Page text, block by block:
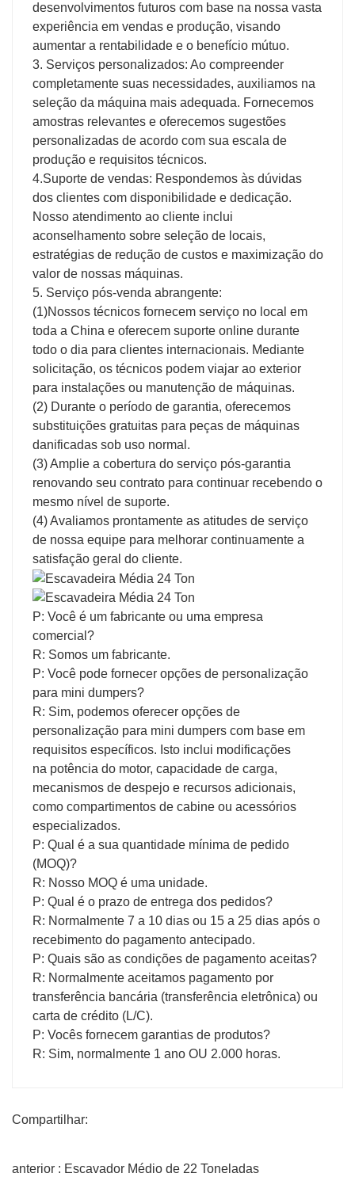
desenvolvimentos futuros com base na nossa vasta
experiência em vendas e produção, visando
aumentar a rentabilidade e o benefício mútuo.
3. Serviços personalizados: Ao compreender
completamente suas necessidades, auxiliamos na
seleção da máquina mais adequada. Fornecemos
amostras relevantes e oferecemos sugestões
personalizadas de acordo com sua escala de
produção e requisitos técnicos.
4.Suporte de vendas: Respondemos às dúvidas
dos clientes com disponibilidade e dedicação.
Nosso atendimento ao cliente inclui
aconselhamento sobre seleção de locais,
estratégias de redução de custos e maximização do
valor de nossas máquinas.
5. Serviço pós-venda abrangente:
(1)Nossos técnicos fornecem serviço no local em
toda a China e oferecem suporte online durante
todo o dia para clientes internacionais. Mediante
solicitação, os técnicos podem viajar ao exterior
para instalações ou manutenção de máquinas.
(2) Durante o período de garantia, oferecemos
substituições gratuitas para peças de máquinas
danificadas sob uso normal.
(3) Amplie a cobertura do serviço pós-garantia
renovando seu contrato para continuar recebendo o
mesmo nível de suporte.
(4) Avaliamos prontamente as atitudes de serviço
de nossa equipe para melhorar continuamente a
satisfação geral do cliente.
P: Você é um fabricante ou uma empresa
comercial?
R: Somos um fabricante.
P: Você pode fornecer opções de personalização
para mini dumpers?
R: Sim, podemos oferecer opções de
personalização para mini dumpers com base em
requisitos específicos. Isto inclui modificações
na potência do motor, capacidade de carga,
mecanismos de despejo e recursos adicionais,
como compartimentos de cabine ou acessórios
especializados.
P: Qual é a sua quantidade mínima de pedido
(MOQ)?
R: Nosso MOQ é uma unidade.
P: Qual é o prazo de entrega dos pedidos?
R: Normalmente 7 a 10 dias ou 15 a 25 dias após o
recebimento do pagamento antecipado.
P: Quais são as condições de pagamento aceitas?
R: Normalmente aceitamos pagamento por
transferência bancária (transferência eletrônica) ou
carta de crédito (L/C).
P: Vocês fornecem garantias de produtos?
R: Sim, normalmente 1 ano OU 2.000 horas.
Compartilhar:
anterior : Escavador Médio de 22 Toneladas